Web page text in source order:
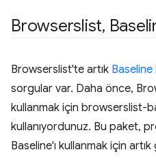
Browserslist,
Browserslist'te artık
sorgular var. Daha önce,
kullanmak için browserslist-
kullanıyordunuz. Bu paket,
Baseline'ı kullanmak için